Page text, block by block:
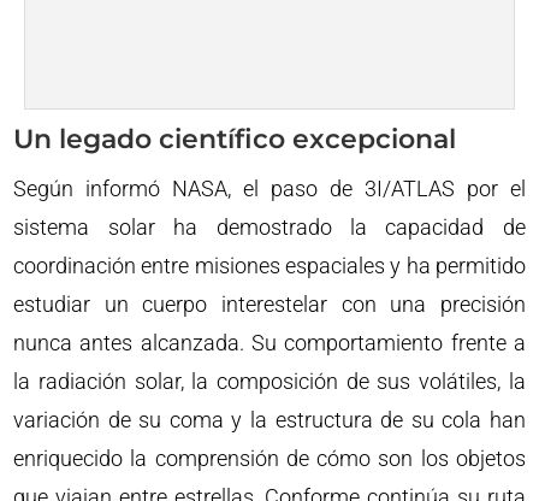
Un legado científico excepcional
Según informó NASA, el paso de 3I/ATLAS por el
sistema solar ha demostrado la capacidad de
coordinación entre misiones espaciales y ha permitido
estudiar un cuerpo interestelar con una precisión
nunca antes alcanzada. Su comportamiento frente a
la radiación solar, la composición de sus volátiles, la
variación de su coma y la estructura de su cola han
enriquecido la comprensión de cómo son los objetos